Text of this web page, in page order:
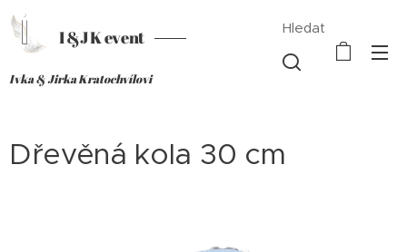
I &J K event
Ivka & Jirka Kratochvílovi
Hledat
Dřevěná kola 30 cm